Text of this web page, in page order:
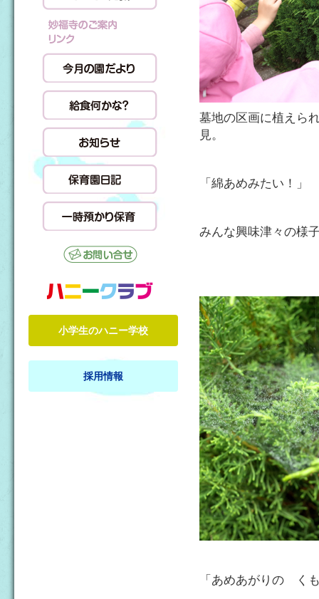
小学生のハニー学校
採用情報
墓地の区画に植えら
見。
「綿あめみたい！」
みんな興味津々の様
「あめあがりの